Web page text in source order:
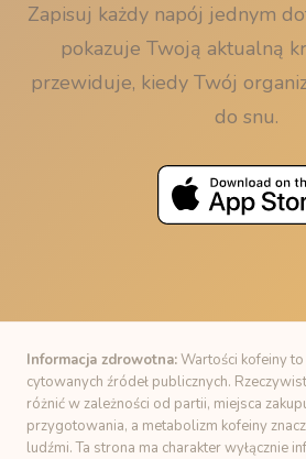
Zapisuj każdy napój jednym
pokazuje Twoją aktualną
przewiduje, kiedy Twój
do snu.
Informacja zdrowotna:Wartości kofeiny
cytowanych źródeł publicznych.
różnić w zależności od partii, miejsca
przygotowania, a metabolizm kofeiny
ludźmi. Ta strona ma charakter wyłącznie